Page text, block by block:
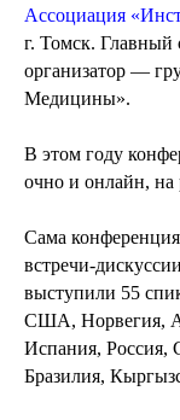
Ассоциация
г. Томск. Главный
организатор —
Медицины».
В этом году
очно и онлайн, на
Сама
встречи-
выступили 55
США, Норвегия,
Испания, Россия,
Бразилия,